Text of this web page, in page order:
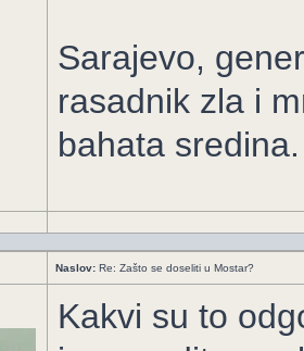
Sarajevo,
rasadnik zla i
bahata sredina.
Naslov: Re: Zašto se doseliti u Mostar?
Kakvi su to